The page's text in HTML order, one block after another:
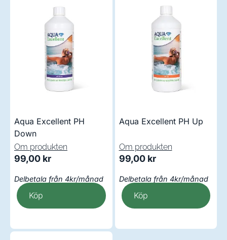
Aqua Excellent PH
Down
Om produkten
99,00 kr
Delbetala från 4kr/månad
Köp
Aqua Excellent PH Up
Om produkten
99,00 kr
Delbetala från 4kr/månad
Köp